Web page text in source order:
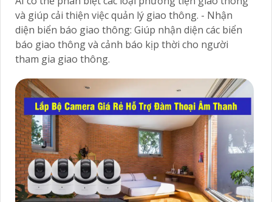
và giúp cải thiện việc quản lý giao thông. - Nhận
diện biển báo giao thông: Giúp nhận diện các biển
báo giao thông và cảnh báo kịp thời cho người
tham gia giao thông.